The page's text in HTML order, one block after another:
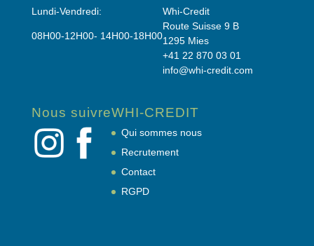
Lundi-Vendredi:
08H00-12H00- 14H00-18H00
Whi-Credit
Route Suisse 9 B
1295 Mies
+41 22 870 03 01
info@whi-credit.com
Nous suivreWHI-CREDIT
Qui sommes nous
Recrutement
Contact
RGPD